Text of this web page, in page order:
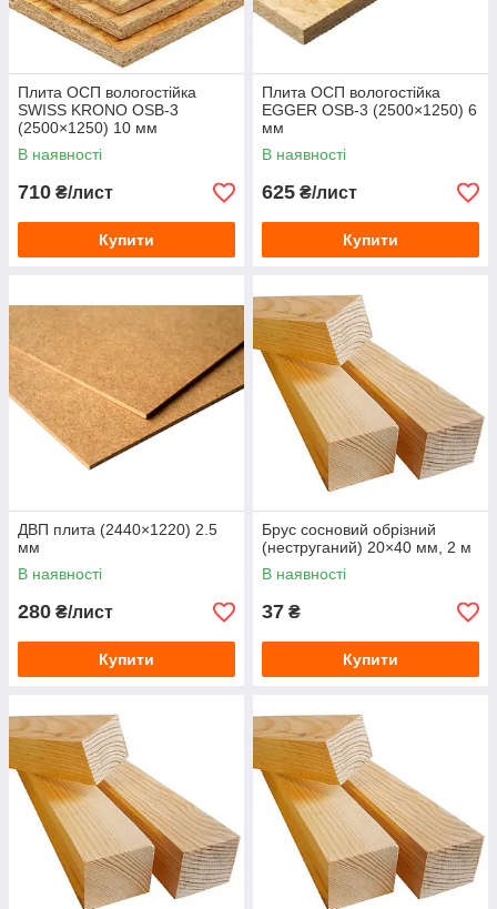
Плита ОСП вологостійка
SWISS KRONO OSB-3
(2500×1250) 10 мм
В наявності
710 ₴/лист
Купити
Плита ОСП вологостійка
EGGER OSB-3 (2500×1250) 6
мм
В наявності
625 ₴/лист
Купити
ДВП плита (2440×1220) 2.5
мм
В наявності
280 ₴/лист
Купити
Брус сосновий обрізний
(неструганий) 20×40 мм, 2 м
В наявності
37 ₴
Купити